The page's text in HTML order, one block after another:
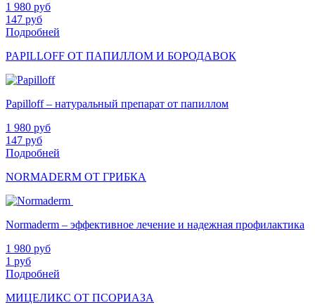
1 980 руб
147 руб
Подробней
PAPILLOFF ОТ ПАПИЛЛОМ И БОРОДАВОК
Papilloff – натуральный препарат от папиллом
1 980 руб
147 руб
Подробней
NORMADERM ОТ ГРИБКА
Normaderm – эффективное лечение и надежная профилактика
1 980 руб
1 руб
Подробней
МИЦЕЛИКС ОТ ПСОРИАЗА